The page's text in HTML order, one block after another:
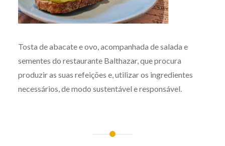
Tosta de abacate e ovo, acompanhada de salada e
sementes do restaurante Balthazar, que procura
produzir as suas refeições e, utilizar os ingredientes
necessários, de modo sustentável e responsável.